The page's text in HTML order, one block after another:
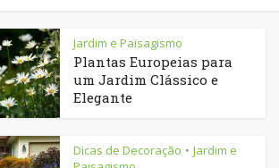
Jardim e Paisagismo
Plantas Europeias para
um Jardim Clássico e
Elegante
Dicas de Decoração • Jardim e